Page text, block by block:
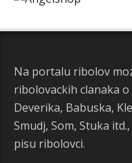
Na portalu ribolov
ribolovackih clanaka
Deverika, Babuska,
Smudj, Som, Stuka
pisu ribolovci.